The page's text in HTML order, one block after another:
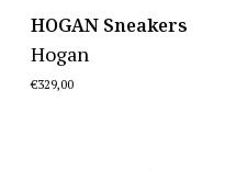
HOGAN Sneakers
Hogan
€329,00